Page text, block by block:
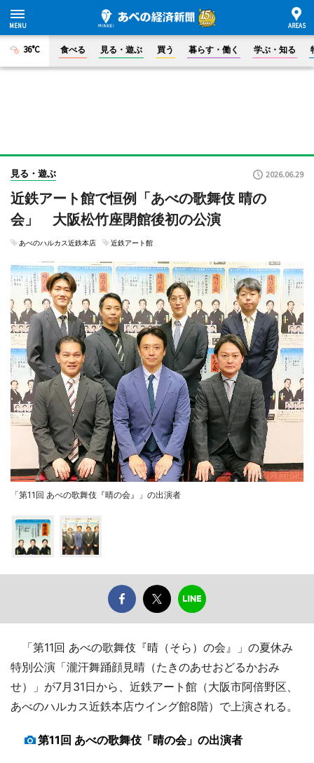
36°C 食べる 見る・遊ぶ 買う 暮らす・働く 学ぶ・知る
見る・遊ぶ 2026.06.29
近鉄アート館で恒例「あべの歌舞伎 晴の
会」 大阪松竹座閉館後初の公演
あべのハルカス近鉄本店 近鉄アート館
「第11回 あべの歌舞伎『晴の会』」の出演者
「第11回 あべの歌舞伎『晴（そら）の会』」の夏休み
特別公演「瀧汗舞踊顔見晴（たきのあせおどるかおみ
せ）」が7月31日から、近鉄アート館（大阪市阿倍野区、
あべのハルカス近鉄本店ウイング館8階）で上演される。
第11回 あべの歌舞伎「晴の会」の出演者